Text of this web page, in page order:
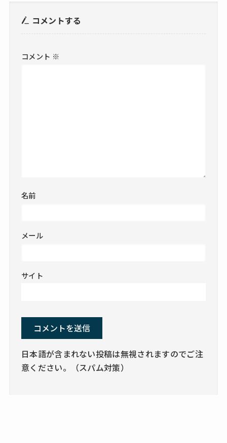
コメントする
コメント ※
名前
メール
サイト
日本語が含まれない投稿は無視されますのでご注
意ください。（スパム対策）